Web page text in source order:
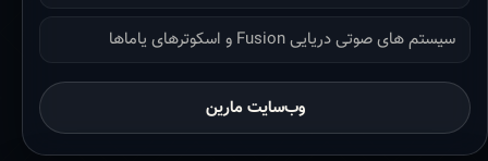
سیستم های صوتی دریایی Fusion و اسکوترهای یاماها
وب‌سایت مارین